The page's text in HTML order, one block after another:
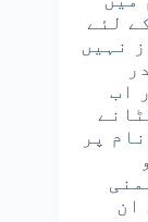
لئے
نہیں
اب
پر
ان